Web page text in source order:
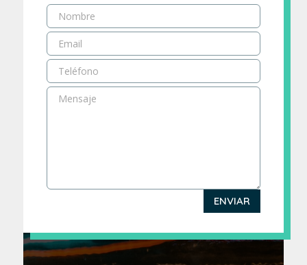
ENVIAR